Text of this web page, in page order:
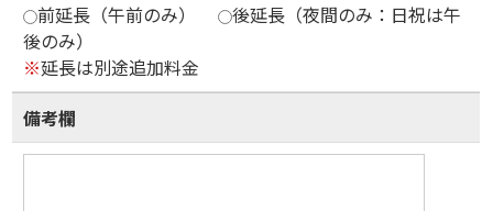
前延長（午前のみ）
後延長（夜間のみ：日祝は午
後のみ）
※延長は別途追加料金
備考欄